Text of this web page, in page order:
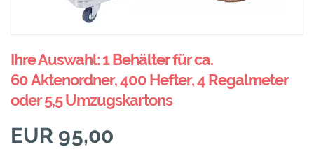
Ihre Auswahl: 1 Behälter für ca.
60 Aktenordner, 400 Hefter, 4 Regalmeter
oder 5,5 Umzugskartons
EUR 95,00